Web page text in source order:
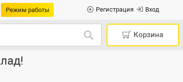
Режим работы Регистрация Вход
Корзина